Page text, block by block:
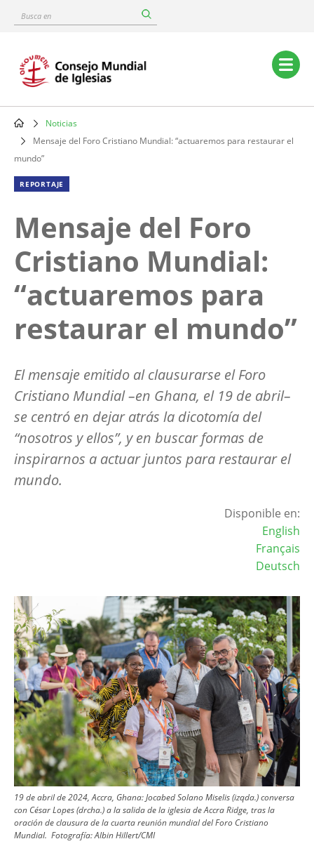
content
Busca
Main
navigation
Breadcrumb
Noticias
Mensaje del Foro Cristiano Mundial: “actuaremos para restaurar el
mundo”
REPORTAJE
Mensaje del Foro
Cristiano Mundial:
“actuaremos para
restaurar el mundo”
El mensaje emitido al clausurarse el Foro
Cristiano Mundial –en Ghana, el 19 de abril–
se centró en dejar atrás la dicotomía del
“nosotros y ellos”, y en buscar formas de
inspirarnos a actuar juntos para restaurar el
mundo.
Disponible en:
English
Français
Deutsch
Image
19 de abril de 2024, Accra, Ghana: Jocabed Solano Miselis (izqda.) conversa
con César Lopes (drcha.) a la salida de la iglesia de Accra Ridge, tras la
oración de clausura de la cuarta reunión mundial del Foro Cristiano
Mundial. Fotografía:Albin Hillert/CMI